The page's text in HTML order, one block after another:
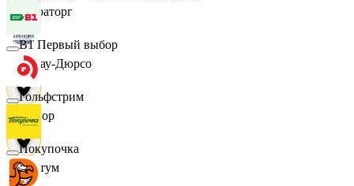
Мираторг
Абрау-Дюрсо
Авиор
Альтум
B1 Первый выбор
Гольфстрим
Покупочка